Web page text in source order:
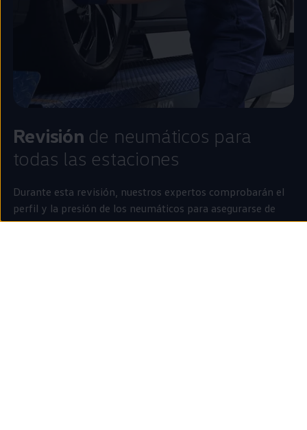
Revisión de neumáticos para
todas las estaciones
Durante esta revisión, nuestros expertos comprobarán el
perfil y la presión de los neumáticos para asegurarse de
que están enbuen estado.